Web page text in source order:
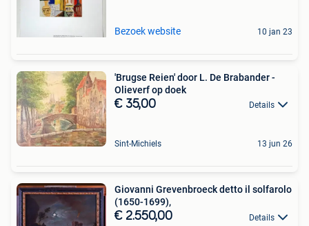
Bezoek website 10 jan 23
'Brugse Reien' door L. De Brabander -
Olieverf op doek
€ 35,00 Details
Sint-Michiels 13 jun 26
Giovanni Grevenbroeck detto il solfarolo
(1650-1699),
€ 2.550,00 Details